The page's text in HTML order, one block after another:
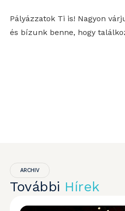
Pályázzatok Ti is! Nagyon
és bízunk benne, hogy
ARCHIV
További Hírek